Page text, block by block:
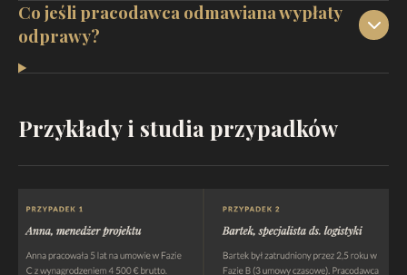
Co jeśli pracodawca odmawiana wypłaty
odprawy?
Przykłady i studia przypadków